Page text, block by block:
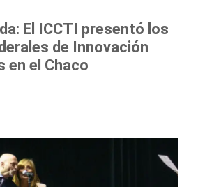
El ICCTI presentó los
de Innovación
en el Chaco